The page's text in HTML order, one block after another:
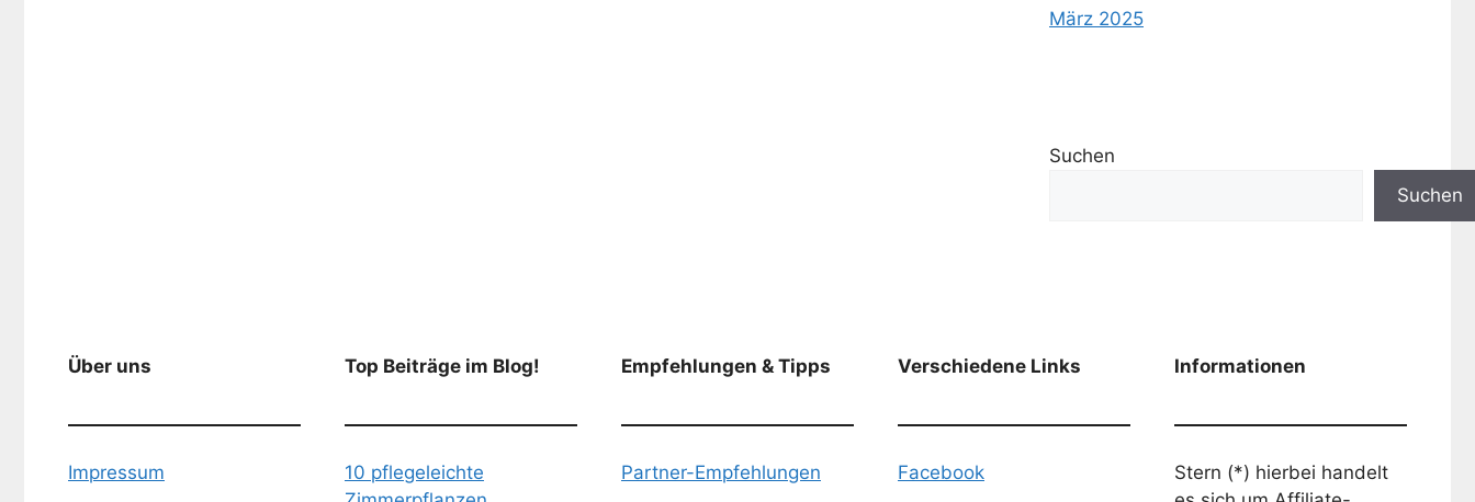
März 2025
Suchen
Suchen
Über uns
Impressum
Top Beiträge im Blog!
10 pflegeleichte
Empfehlungen & Tipps
Partner-Empfehlungen
Verschiedene Links
Facebook
Informationen
Stern (*) hierbei handelt